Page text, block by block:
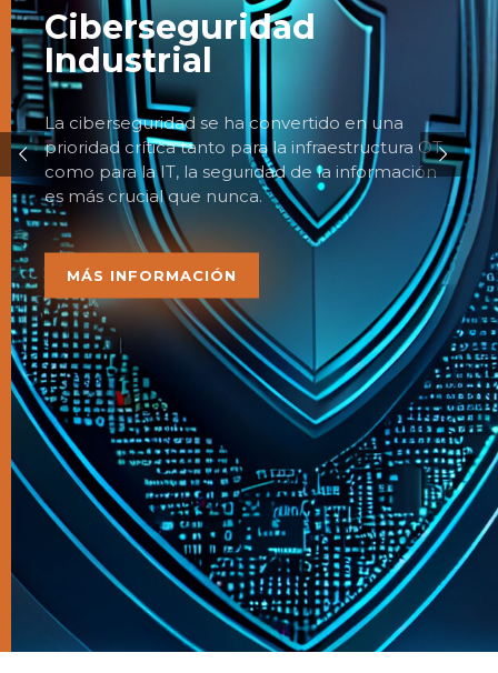
Ciberseguridad
Industrial
La ciberseguridad se ha convertido en una
prioridad crítica tanto para la infraestructura OT
como para la IT, la seguridad de la información
es más crucial que nunca.
MÁS INFORMACIÓN